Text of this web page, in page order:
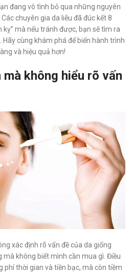
đang vô tình bỏ qua những nguyên
chuyên gia da liễu đã đúc kết 8
kỵ” mà nếu tránh được, bạn sẽ tìm ra
cùng khám phá để biến hành trình
và hiệu quả hơn!
không hiểu rõ vấn
xác định rõ vấn đề của da giống
không biết mình cần mua gì. Điều
phí thời gian và tiền bạc, mà còn tiềm